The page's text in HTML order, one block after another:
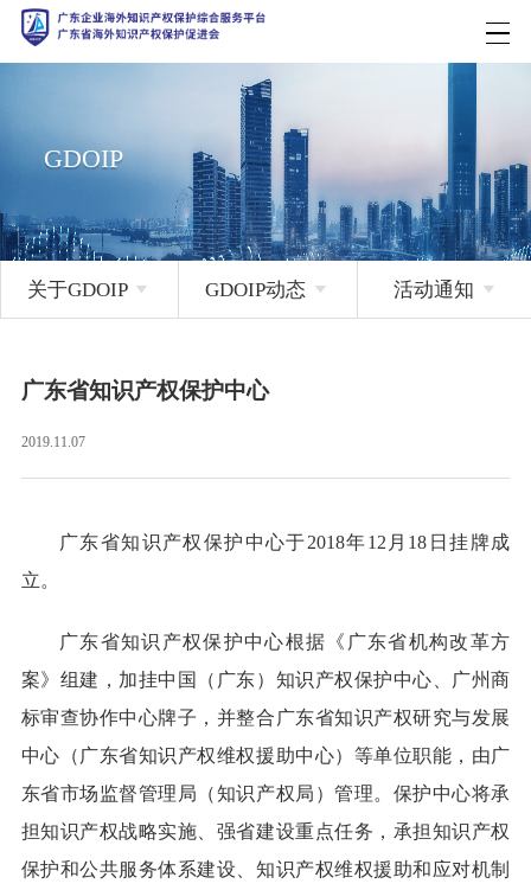
GDOIP
关于GDOIP  GDOIP动态  活动通知 
广东省知识产权保护中心
2019.11.07
广东省知识产权保护中心于2018年12月18日挂牌成
立。
广东省知识产权保护中心根据《广东省机构改革方
案》组建，加挂中国（广东）知识产权保护中心、广州商
标审查协作中心牌子，并整合广东省知识产权研究与发展
中心（广东省知识产权维权援助中心）等单位职能，由广
东省市场监督管理局（知识产权局）管理。保护中心将承
担知识产权战略实施、强省建设重点任务，承担知识产权
保护和公共服务体系建设、知识产权维权援助和应对机制